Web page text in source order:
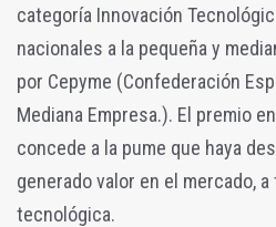
categoría Innovación
nacionales a la pequeña y
por Cepyme (Confederación
Mediana Empresa.). El premio
concede a la pume que haya
generado valor en el mercado,
tecnológica.